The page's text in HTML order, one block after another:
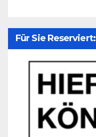
Für Sie Reserviert: